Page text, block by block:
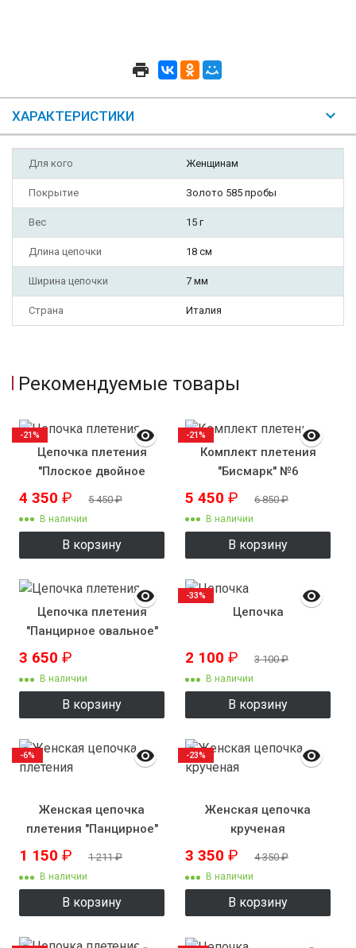
ХАРАКТЕРИСТИКИ
Для кого Женщинам
Покрытие Золото 585 пробы
Вес 15 г
Длина цепочки 18 см
Ширина цепочки 7 мм
Страна Италия
Рекомендуемые товары
Цепочка плетения
"Плоское двойное
панцирное"
4 350 ₽ 5 450₽
В наличии
В корзину
-21%
Комплект плетения
"Бисмарк" №6
5 450 ₽ 6 850₽
В наличии
В корзину
-21%
Цепочка плетения
"Панцирное овальное"
3 650 ₽
В наличии
В корзину
Цепочка
2 100 ₽ 3 100₽
В наличии
В корзину
-33%
Женская цепочка
плетения "Панцирное"
1 150 ₽ 1 211₽
В наличии
В корзину
-6%
Женская цепочка
крученая
3 350 ₽ 4 350₽
В наличии
В корзину
-23%